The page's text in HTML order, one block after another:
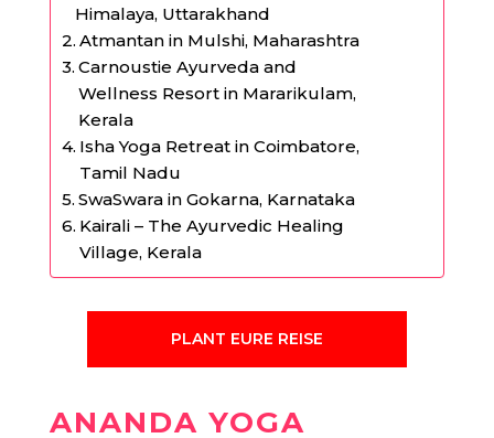
Himalaya, Uttarakhand
Atmantan in Mulshi, Maharashtra
Carnoustie Ayurveda and
Wellness Resort in Mararikulam,
Kerala
Isha Yoga Retreat in Coimbatore,
Tamil Nadu
SwaSwara in Gokarna, Karnataka
Kairali – The Ayurvedic Healing
Village, Kerala
PLANT EURE REISE
ANANDA YOGA